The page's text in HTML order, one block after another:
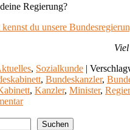
Regierung?
, Sozialkunde |
, Bundeskanzler,
, Kanzler, Minister,
Suchen